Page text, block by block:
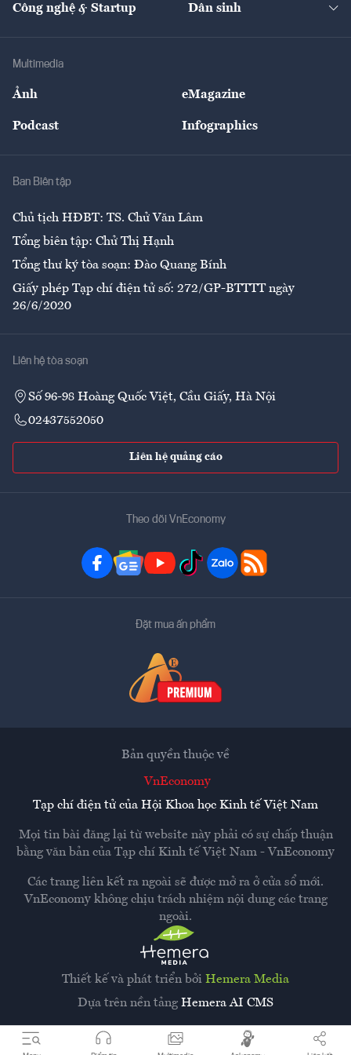
Tư vấn Nông sản
Giải trí
Công nghệ & Startup Dân sinh
Multimedia
Ảnh eMagazine
Podcast Infographics
Ban Biên tập
Chủ tịch HĐBT: TS. Chử Văn Lâm
Tổng biên tập: Chử Thị Hạnh
Tổng thư ký tòa soạn: Đào Quang Bính
Giấy phép Tạp chí điện tử số: 272/GP-BTTTT ngày
26/6/2020
Liên hệ tòa soạn
Số 96-98 Hoàng Quốc Việt, Cầu Giấy, Hà Nội
02437552050
Liên hệ quảng cáo
Theo dõi VnEconomy
Đặt mua ấn phẩm
Thiết kế và phát triển bởi Hemera Media
Dựa trên nền tảng Hemera AI CMS
Bản quyền thuộc về
VnEconomy
Tạp chí điện tử của Hội Khoa học Kinh tế Việt Nam
Mọi tin bài đăng lại từ website này phải có sự chấp thuận
bằng văn bản của Tạp chí Kinh tế Việt Nam - VnEconomy
Các trang liên kết ra ngoài sẽ được mở ra ở cửa sổ mới.
VnEconomy không chịu trách nhiệm nội dung các trang
ngoài.